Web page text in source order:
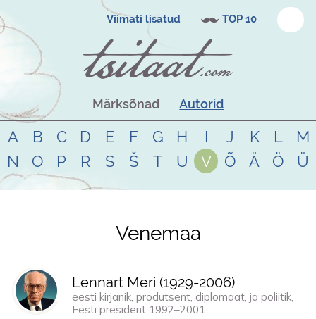
Viimati lisatud TOP 10
Märksõnad Autorid
A B C D E F G H I J K L
M
N
O P R S Š T U V Õ Ä Ö Ü
Tsitaadid teemalvenemaa
Venemaa
Lennart Meri (1929-2006)
eesti kirjanik, produtsent, diplomaat, ja poliitik,
Eesti president 1992–2001